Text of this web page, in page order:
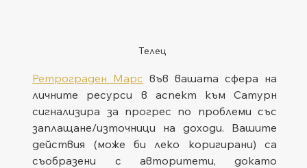
Телец
Ретрограден Марс във вашата сфера на
личните ресурси в аспект към Сатурн
сигнализира за прогрес по проблеми със
заплащане/източници на доходи. Вашите
действия (може би леко коригирани) са
съобразени с авторитети, докато